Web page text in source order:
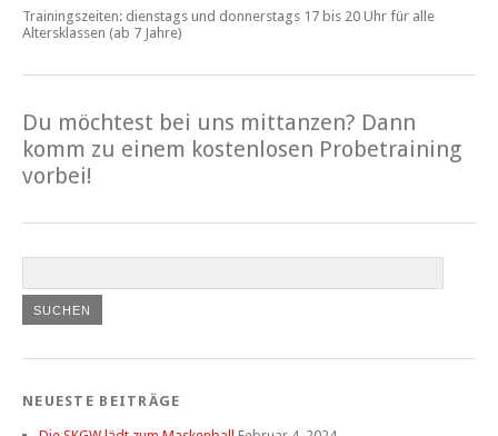
Trainingszeiten: dienstags und donnerstags 17 bis 20 Uhr für alle
Altersklassen (ab 7 Jahre)
Du möchtest bei uns mittanzen? Dann
komm zu einem kostenlosen Probetraining
vorbei!
NEUESTE BEITRÄGE